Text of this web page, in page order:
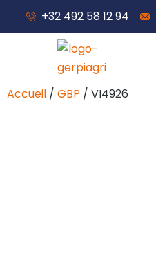
+32 492 58 12 94
Accueil / GBP / VI4926